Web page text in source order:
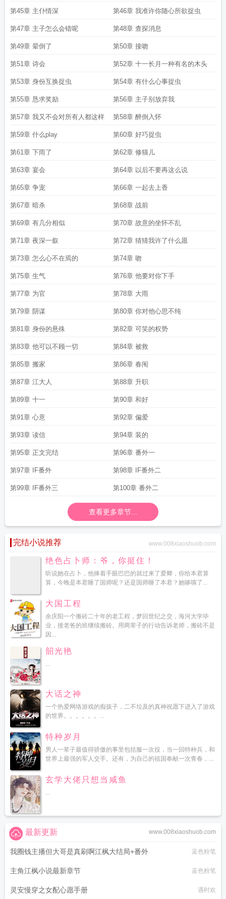
第45章 主仆情深 第46章 我准许你随心所欲捉虫
第47章 主子怎么会错呢 第48章 查探消息
第49章 晕倒了 第50章 接吻
第51章 诗会 第52章 十一长月一种有名的木头
第53章 身份互换捉虫 第54章 有什么心事捉虫
第55章 恳求奖励 第56章 主子别放弃我
第57章 我又不会对所有人都这样 第58章 醉倒入怀
第59章 什么play 第60章 好巧捉虫
第61章 下雨了 第62章 修猫儿
第63章 宴会 第64章 以后不要再这么说
第65章 争宠 第66章 一起去上香
第67章 暗杀 第68章 战前
第69章 有几分相似 第70章 故意的坐怀不乱
第71章 夜深一叙 第72章 猜猜我许了什么愿
第73章 怎么心不在焉的 第74章 吻
第75章 生气 第76章 他要对你下手
第77章 为官 第78章 大雨
第79章 阴谋 第80章 你对他心思不纯
第81章 身份的悬殊 第82章 可笑的权势
第83章 他可以不顾一切 第84章 被救
第85章 搬家 第86章 春闱
第87章 江大人 第88章 升职
第89章 十一 第90章 和好
第91章 心意 第92章 偏爱
第93章 读信 第94章 装的
第95章 正文完结 第96章 番外一
第97章 IF番外 第98章 IF番外二
第99章 IF番外三 第100章 番外二
查看更多章节...
完结小说推荐 www.008xiaoshuob.com
绝色占卜师：爷，你挺住！
听说她在占卜，他捧着手眼巴巴的就过来了爱卿，你给本君算
算，今晚是本君睡了国师呢？还是国师睡了本君？她哆嗦了...
大国工程
余庆阳一个搬砖二十年的老工程，梦回世纪之交，海河大学毕
业，接老爸的班继续搬砖。用两辈子的行动告诉老师，搬砖不是
因...
韶光艳
...
大话之神
一个热爱网络游戏的痴孩子，二不垃及的真神祝愿下进入了游戏
的世界。。。。。。...
特种岁月
男人一辈子最值得骄傲的事里包括服一次役，当一回特种兵，和
世界上最强的军人交手。还有，为自己的祖国奉献一次青春，...
玄学大佬只想当咸鱼
...
www.008xiaoshuob.com
最新更新
我圈钱主播但大哥是真刷啊江枫大结局+番外 蓝色粉笔
主角江枫小说最新章节 蓝色粉笔
灵安慢穿之女配心愿手册 遇时欢